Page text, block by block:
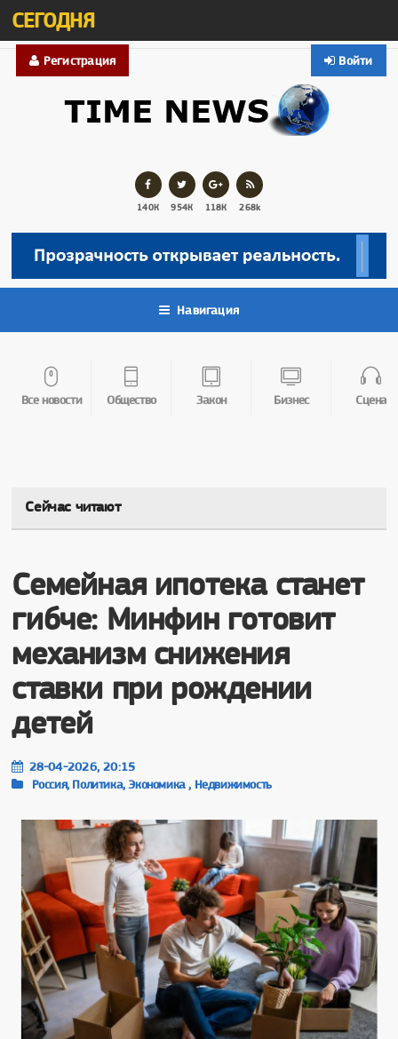
СЕГОДНЯ
Войти
Регистрация
140К 954К 118К 268k
Навигация
Все новости Общество Закон Бизнес Сцена
Сейчас читают
Семейная ипотека станет
гибче: Минфин готовит
механизм снижения
ставки при рождении
детей
28-04-2026, 20:15
Россия, Политика, Экономика , Недвижимость